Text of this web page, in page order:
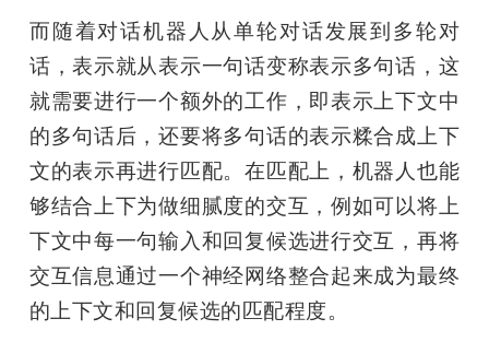
而随着对话机器人从单轮对话发展到多轮对
话，表示就从表示一句话变称表示多句话，这
就需要进行一个额外的工作，即表示上下文中
的多句话后，还要将多句话的表示糅合成上下
文的表示再进行匹配。在匹配上，机器人也能
够结合上下为做细腻度的交互，例如可以将上
下文中每一句输入和回复候选进行交互，再将
交互信息通过一个神经网络整合起来成为最终
的上下文和回复候选的匹配程度。